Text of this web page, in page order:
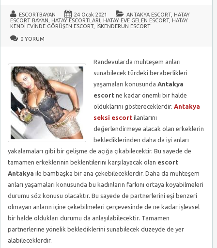
ESCORTBAYAN 24 Ocak 2021 ANTAKYA ESCORT, HATAY
ESCORT BAYAN
HATAY ESCORTLARI HATAY EVE GELEN ESCORT, HATAY
KENDI EVINDE GÖRÜŞEN ESCORT, İSKENDERUN ESCORT
0 YORUM
Randevularda muhteşem anları
sunabilecek türdeki beraberlikleri
yaşamaları konusunda Antakya
escort ne kadar önemli bir halde
olduklarını göstereceklerdir. Antakya
seksi escort ilanlarını
değerlendirmeye alacak olan erkeklerin
beklediklerinden daha da iyi anları
yakalamaları gibi bir gelişme de açığa çıkabilecektir. Bu sayede de
tamamen erkeklerinin beklentilerini karşılayacak olan escort
Antakya ile bambaşka bir ana çekebileceklerdir. Daha da muhteşem
anları yaşamaları konusunda bu kadınların farkını ortaya koyabilmeleri
durumu söz konusu olacaktır. Bu sayede de partnerlerini eşi benzeri
olmayan anların içine çekebilmeleri çerçevesinde de ne kadar işlevsel
bir halde oldukları durumu da anlaşılabilecektir. Tamamen
partnerlerine yönelik beklediklerini sunabilecek düzeyde de yer
alabileceklerdir.